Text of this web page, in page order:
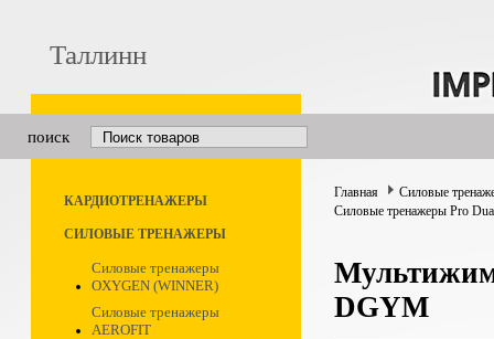
Таллинн
поиск
КАРДИОТРЕНАЖЕРЫ
СИЛОВЫЕ ТРЕНАЖЕРЫ
Силовые тренажеры
OXYGEN (WINNER)
Силовые тренажеры
AEROFIT
Главная
Силовые
Силовые тренажеры Pro
DGYM